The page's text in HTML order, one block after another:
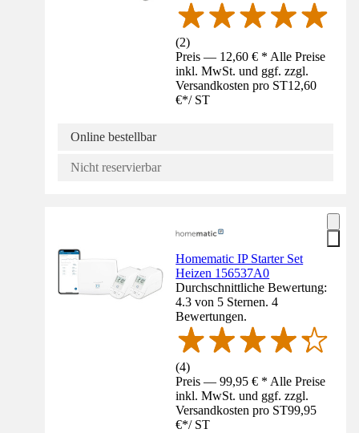
(2)
Preis — 12,60 € * Alle Preise
inkl. MwSt. und ggf. zzgl.
Versandkosten pro ST12,60
€*/ ST
Online bestellbar
Nicht reservierbar
Homematic IP Starter Set
Heizen 156537A0
Durchschnittliche Bewertung:
4.3 von 5 Sternen. 4
Bewertungen.
(4)
Preis — 99,95 € * Alle Preise
inkl. MwSt. und ggf. zzgl.
Versandkosten pro ST99,95
€*/ ST